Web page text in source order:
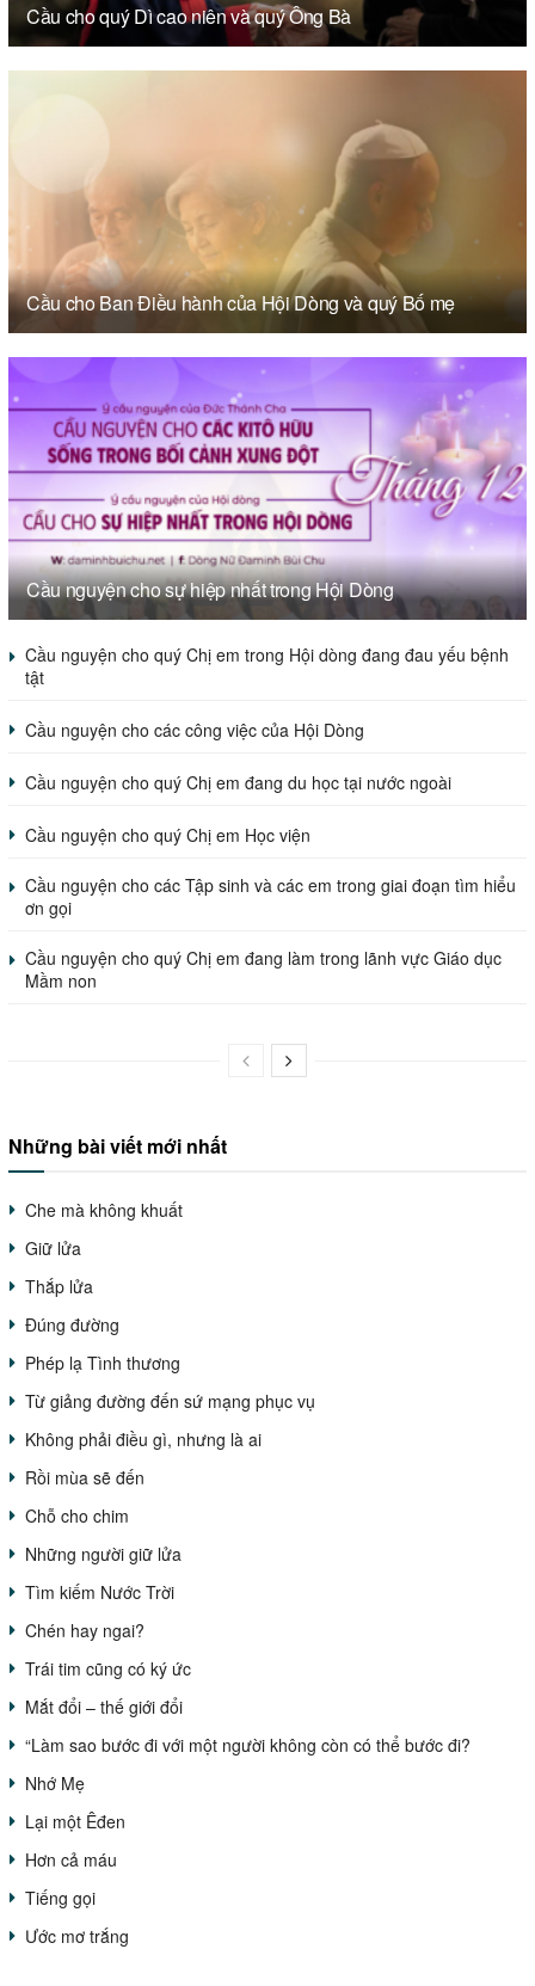
Cầu cho quý Dì cao niên và quý Ông Bà
Cầu cho Ban Điều hành của Hội Dòng và quý Bố mẹ
Cầu nguyện cho sự hiệp nhất trong Hội Dòng
Cầu nguyện cho quý Chị em trong Hội dòng đang đau yếu bệnh
tật
Cầu nguyện cho các công việc của Hội Dòng
Cầu nguyện cho quý Chị em đang du học tại nước ngoài
Cầu nguyện cho quý Chị em Học viện
Cầu nguyện cho các Tập sinh và các em trong giai đoạn tìm hiểu
ơn gọi
Cầu nguyện cho quý Chị em đang làm trong lãnh vực Giáo dục
Mầm non
Những bài viết mới nhất
Che mà không khuất
Giữ lửa
Thắp lửa
Đúng đường
Phép lạ Tình thương
Từ giảng đường đến sứ mạng phục vụ
Không phải điều gì, nhưng là ai
Rồi mùa sẽ đến
Chỗ cho chim
Những người giữ lửa
Tìm kiếm Nước Trời
Chén hay ngai?
Trái tim cũng có ký ức
Mắt đổi – thế giới đổi
“Làm sao bước đi với một người không còn có thể bước đi?
Nhớ Mẹ
Lại một Êđen
Hơn cả máu
Tiếng gọi
Ước mơ trắng